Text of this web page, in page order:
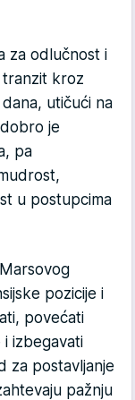
za odlučnost i
tranzit kroz
utičući na
je
pa
u postupcima
pozicije i
povećati
izbegavati
za postavljanje
pažnju